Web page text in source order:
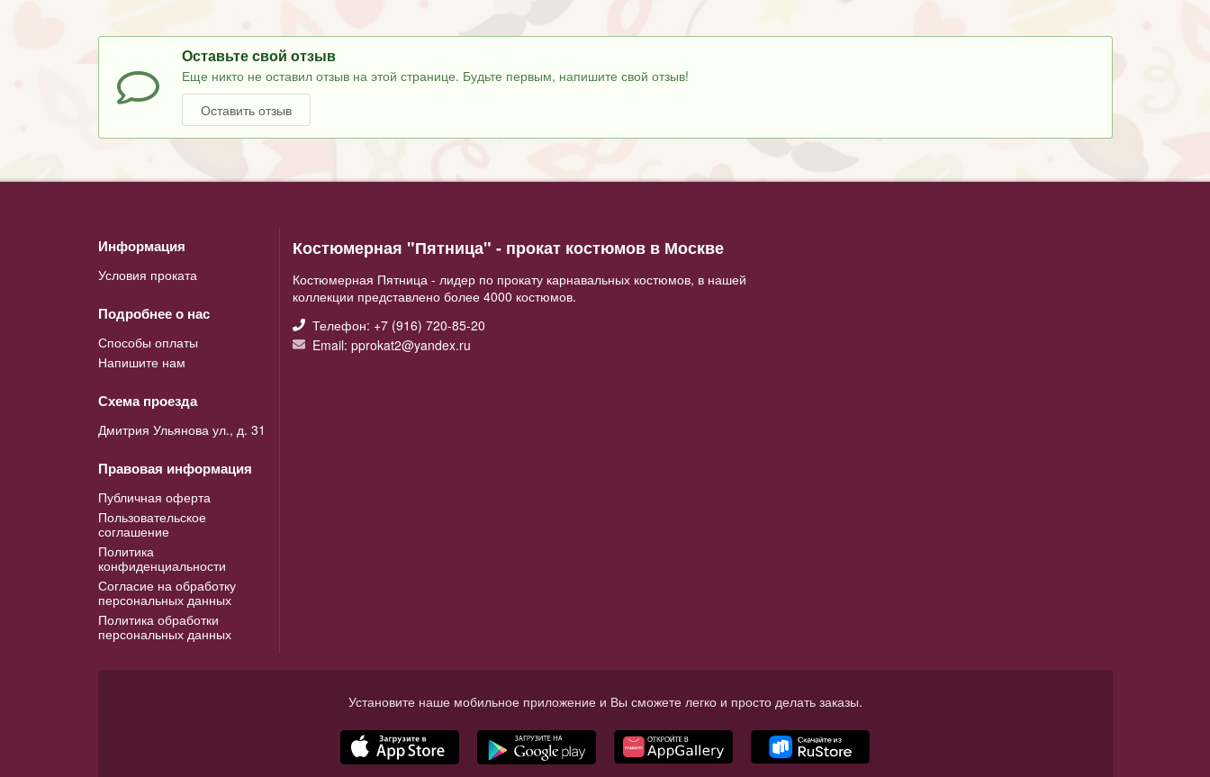
Оставьте свой отзыв
Еще никто не оставил отзыв на этой странице. Будьте первым, напишите свой отзыв!
Оставить отзыв
Информация
Условия проката
Подробнее о нас
Способы оплаты
Напишите нам
Схема проезда
Дмитрия Ульянова ул., д. 31
Правовая информация
Публичная оферта
Пользовательское
соглашение
Политика
конфиденциальности
Согласие на обработку
персональных данных
Политика обработки
персональных данных
Костюмерная "Пятница" - прокат костюмов в Москве
Костюмерная Пятница - лидер по прокату карнавальных костюмов, в нашей
коллекции представлено более 4000 костюмов.
Телефон: +7 (916) 720-85-20
Email: pprokat2@yandex.ru
Установите наше мобильное приложение и Вы сможете легко и просто делать заказы.